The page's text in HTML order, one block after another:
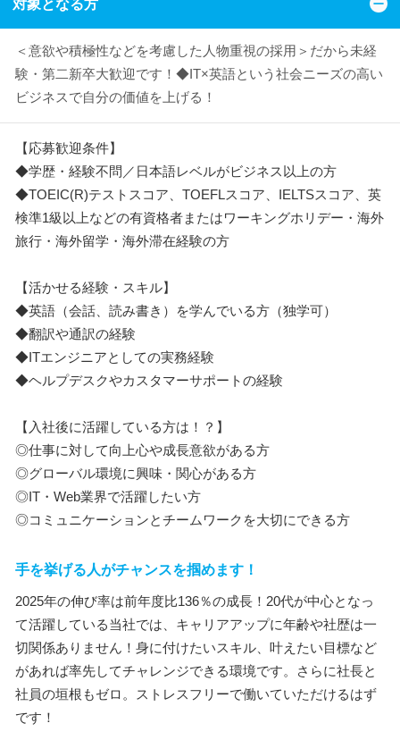
対象となる方
＜意欲や積極性などを考慮した人物重視の採用＞だから未経
験・第二新卒大歓迎です！◆IT×英語という社会ニーズの高い
ビジネスで自分の価値を上げる！
【応募歓迎条件】
◆学歴・経験不問／日本語レベルがビジネス以上の方
◆TOEIC(R)テストスコア、TOEFLスコア、IELTSスコア、英
検準1級以上などの有資格者またはワーキングホリデー・海外
旅行・海外留学・海外滞在経験の方
【活かせる経験・スキル】
◆英語（会話、読み書き）を学んでいる方（独学可）
◆翻訳や通訳の経験
◆ITエンジニアとしての実務経験
◆ヘルプデスクやカスタマーサポートの経験
【入社後に活躍している方は！？】
◎仕事に対して向上心や成長意欲がある方
◎グローバル環境に興味・関心がある方
◎IT・Web業界で活躍したい方
◎コミュニケーションとチームワークを大切にできる方
手を挙げる人がチャンスを掴めます！
2025年の伸び率は前年度比136％の成長！20代が中心となっ
て活躍している当社では、キャリアアップに年齢や社歴は一
切関係ありません！身に付けたいスキル、叶えたい目標など
があれば率先してチャレンジできる環境です。さらに社長と
社員の垣根もゼロ。ストレスフリーで働いていただけるはず
です！